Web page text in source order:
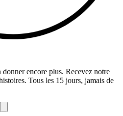
encore plus. Recevez notre
Tous les 15 jours, jamais de